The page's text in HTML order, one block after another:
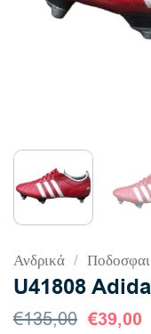
Ανδρικά /
U41808
€135,00 Original
€39,00